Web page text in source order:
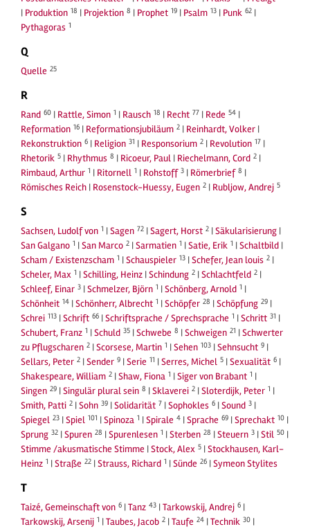
| Produktion 18 | Projektion 8 | Prophet 19 | Psalm 13 | Punk 62 |
Pythagoras 1
Q
Quelle 25
R
Rand 60 | Rattle, Simon 1 | Rausch 18 | Recht 77 | Rede 54 |
Reformation 16 | Reformationsjubiläum 2 | Reinhardt, Volker |
Rekonstruktion 6 | Religion 31 | Responsorium 2 | Revolution 17 |
Rhetorik 5 | Rhythmus 8 | Ricoeur, Paul | Riechelmann, Cord 2 |
Rimbaud, Arthur 1 | Ritornell 1 | Rohstoff 3 | Römerbrief 8 |
Römisches Reich | Rosenstock-Huessy, Eugen 2 | Rubljow, Andrej 5
S
Sachsen, Ludolf von 1 |Sagen 72 |Sagert, Horst 2 |Säkularisierung |
San Galgano 1 |San Marco 2 |Sarmatien 1 |Satie, Erik 1 |Schaltbild |
Scham / Existenzscham 1 |Schauspieler 13 |Schefer, Jean louis 2 |
Scheler, Max 1 |Schilling, Heinz |Schindung 2 |Schlachtfeld 2 |
Schleef, Einar 3 |Schmelzer, Björn 1 |Schönberg, Arnold 1 |
Schönheit 14 |Schönherr, Albrecht 1 |Schöpfer 28 |Schöpfung 29 |
Schrei 113 |Schrift 66 |Schriftsprache / Sprechsprache 1 |Schritt 31 |
Schubert, Franz 1 |Schuld 35 |Schwebe 8 |Schweigen 21 |Schwerter
zu Pflugscharen 2 |Scorsese, Martin 1 |Sehen 103 |Sehnsucht 9 |
Sellars, Peter 2 |Sender 9 |Serie 11 |Serres, Michel 5 |Sexualität 6 |
Shakespeare, William 2 |Shaw, Fiona 1 |Siger von Brabant 1 |
Singen 29 |Singulär plural sein 8 |Sklaverei 2 |Sloterdijk, Peter 1 |
Smith, Patti 2 |Sohn 39 |Solidarität 7 |Sophokles 6 |Sound 3 |
Spiegel 23 |Spiel 101 |Spinoza 1 |Spirale 4 |Sprache 69 |Sprechakt 10 |
Sprung 32 |Spuren 28 |Spurenlesen 1 |Sterben 28 |Steuern 3 |Stil 50 |
Stimme /akusmatische Stimme |Stock, Alex 5 |Stockhausen, Karl-
Heinz 1 |Straße 22 |Strauss, Richard 1 |Sünde 26 |Symeon Stylites
T
Taizé, Gemeinschaft von 6 |Tanz 43 |Tarkowskij, Andrej 6 |
Tarkowskij, Arsenij 1 |Taubes, Jacob 2 |Taufe 24 |Technik 30 |